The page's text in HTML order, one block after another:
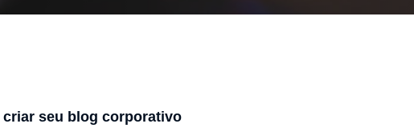
criar seu blog corporativo